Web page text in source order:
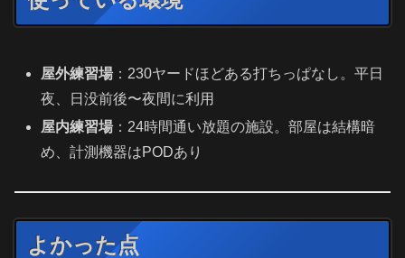
屋外練習場：230ヤードほどある打ちっぱなし。平日
夜、日没前後〜夜間に利用
屋内練習場：24時間通い放題の施設。部屋は結構暗
め、計測機器はPODあり
よかった点